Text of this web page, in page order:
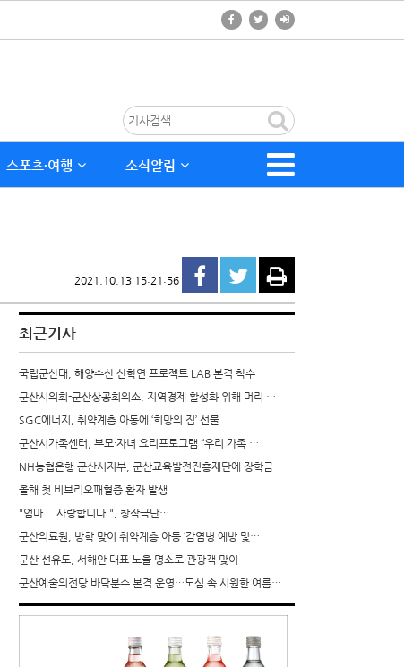
스포츠∙여행 소식알림
2021.10.13 15:21:56
최근기사
국립군산대, 해양수산 산학연 프로젝트 LAB 본격 착수
군산시의회-군산상공회의소, 지역경제 활성화 위해 머리 …
SGC에너지, 취약계층 아동에 ‘희망의 집’ 선물
군산시가족센터, 부모·자녀 요리프로그램 “우리 가족 …
NH농협은행 군산시지부, 군산교육발전진흥재단에 장학금 …
올해 첫 비브리오패혈증 환자 발생
"엄마... 사랑합니다.", 창작극단…
군산의료원, 방학 맞이 취약계층 아동 ‘감염병 예방 및…
군산 선유도, 서해안 대표 노을 명소로 관광객 맞이
군산예술의전당 바닥분수 본격 운영…도심 속 시원한 여름…